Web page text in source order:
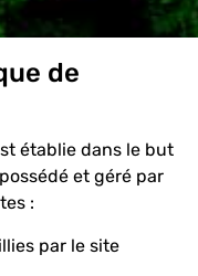
de
établie dans le but
et géré par
:
par le site